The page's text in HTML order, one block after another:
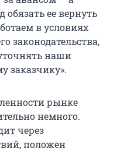
ее вернуть
в условиях
законодательства,
наши
заказчику».
рынке
немного.
через
положен